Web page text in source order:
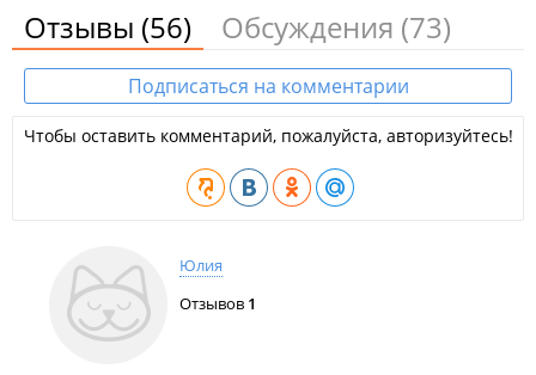
Мангальные зоны.
Платные предложения:
Сауна (минимальный заказ — 2 часа).
Фитнес-зал.
Прокат шампуров и продажа дров.
Экскурсионная программа:посещение фермы
Организация питания:
Кафе расположено на первом этаже. Доступен заказ
комплексного питания или выбор блюд по меню.
Отзывы (56) Обсуждения (73)
Подписаться на комментарии
Чтобы оставить комментарий, пожалуйста, авторизуйтесь!
Юлия
Отзывов 1